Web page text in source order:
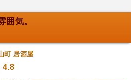
囲気。
町 居酒屋
4.8